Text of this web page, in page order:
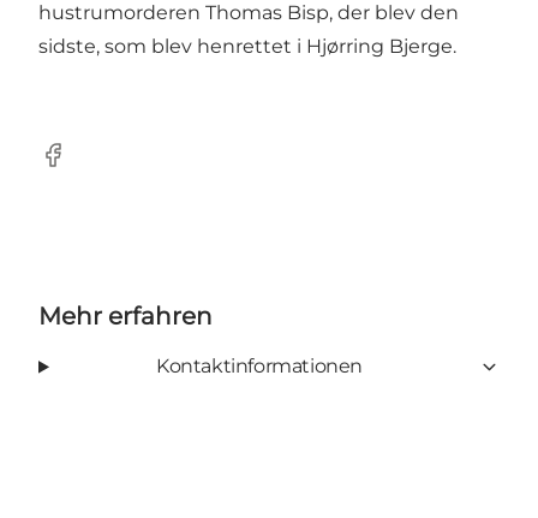
hustrumorderen Thomas Bisp, der blev den
sidste, som blev henrettet i Hjørring Bjerge.
Facebook
Mehr erfahren
Kontaktinformationen